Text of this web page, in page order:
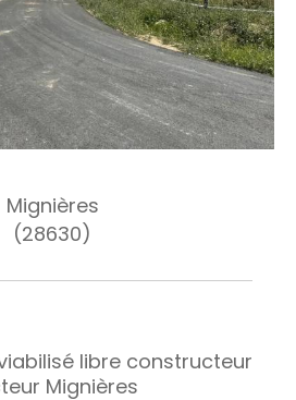
Mignières
(28630)
libre constructeur
Mignières